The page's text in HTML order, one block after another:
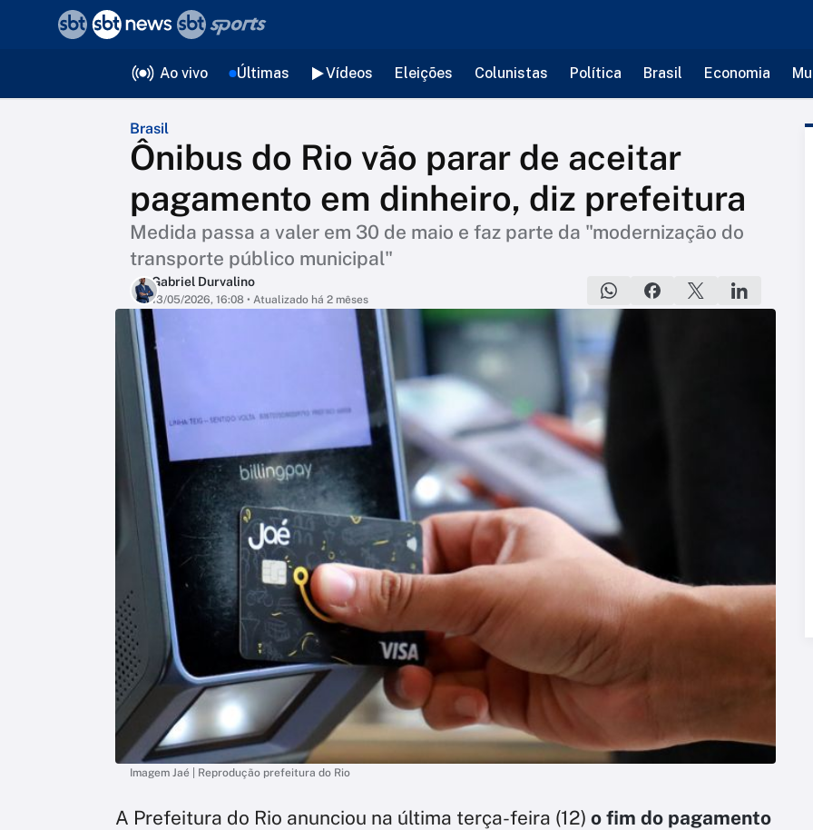
Ao vivo Últimas Vídeos Eleições Colunistas Política Brasil Economia
Brasil
Ônibus do Rio vão parar de aceitar
pagamento em dinheiro, diz prefeitura
Medida passa a valer em 30 de maio e faz parte da "modernização do
transporte público municipal"
Gabriel Durvalino
13/05/2026, 16:08 • Atualizado há 2 mêses
Imagem Jaé | Reprodução prefeitura do Rio
A Prefeitura do Rio anunciou na última terça-feira (12) o fim do pagamento
voltar
Editorias